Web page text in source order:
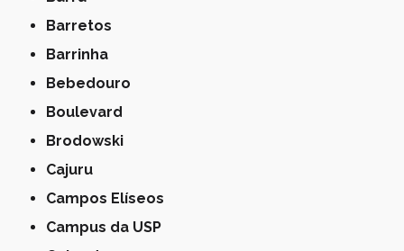
Barretos
Barrinha
Bebedouro
Boulevard
Brodowski
Cajuru
Campos Elíseos
Campus da USP